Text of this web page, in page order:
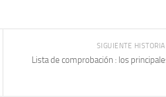
SIGUIENTE HISTORIA
Lista de comprobación : los